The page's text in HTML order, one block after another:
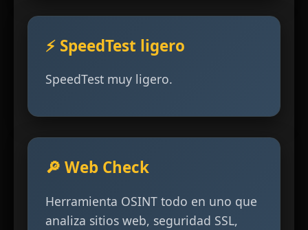
⚡ SpeedTest ligero
SpeedTest muy ligero.
🔎 Web Check
Herramienta OSINT todo en uno que
analiza sitios web, seguridad SSL,